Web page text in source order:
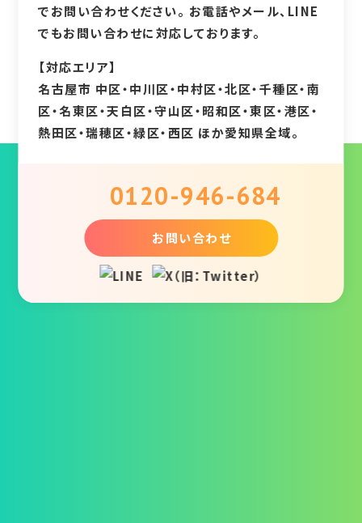
でお問い合わせください。 お電話やメール、LINE
でもお問い合わせに対応しております。
【対応エリア】
名古屋市 中区・中川区・中村区・北区・千種区・南
区・名東区・天白区・守山区・昭和区・東区・港区・
熱田区・瑞穂区・緑区・西区 ほか愛知県全域。
0120-946-684
お問い合わせ